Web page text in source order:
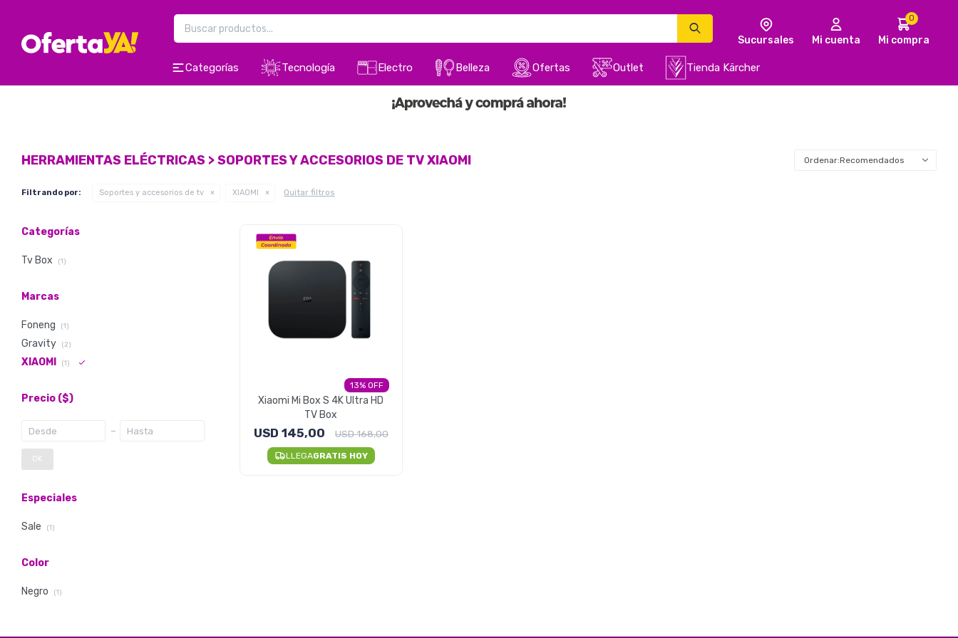
Categorías Tecnología Electro Belleza Ofertas Outlet Tienda Kärcher
0
HERRAMIENTAS ELÉCTRICAS > SOPORTES Y ACCESORIOS DE TV XIAOMI Recomendados
Filtrando por: Soportes y accesorios de tv XIAOMI Quitar filtros
13
Xiaomi Mi Box S 4K Ultra HD
TV Box
USD 145,00 USD168,00
LLEGAGRATIS HOY
Categorías
Tv Box (1)
Marcas
Foneng (1)
Gravity (2)
XIAOMI (1)
Precio ($)
OK
Especiales
Sale (1)
Color
Negro (1)